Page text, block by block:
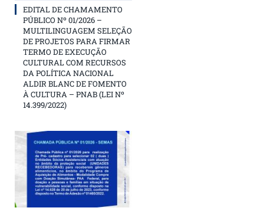
EDITAL DE CHAMAMENTO
PÚBLICO Nº 01/2026 –
MULTILINGUAGEM SELEÇÃO
DE PROJETOS PARA FIRMAR
TERMO DE EXECUÇÃO
CULTURAL COM RECURSOS
DA POLÍTICA NACIONAL
ALDIR BLANC DE FOMENTO
À CULTURA – PNAB (LEI Nº
14.399/2022)